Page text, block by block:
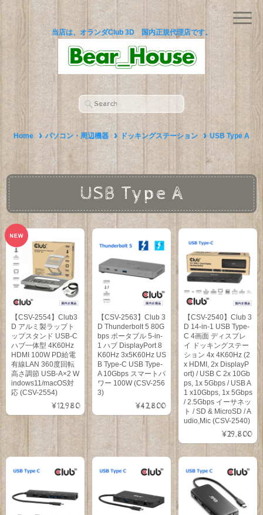
当店は、オランダClub 3D 国内正規代理店です。
Home パソコン・周辺機器 ドッキングステーション USB Type A
USB Type A
【CSV-2554】Club3
D アルミ製ラップト
ップスタンド USB-C
ハブ一体型 4K60Hz
HDMI 100W PD給電
有線LAN 360度回転
高さ調節 USB-A×2 W
indows11/macOS対
応 (CSV-2554)
¥12,980
【CSV-2563】Club 3
D Thunderbolt 5 80G
bps ポータブル 5-in-
1 ハブ DisplayPort 8
K60Hz 3x5K60Hz US
B Type-C USB Type-
A 10Gbps スマートパ
ワー 100W (CSV-256
3)
¥42,800
【CSV-2540】Club 3
D 14-in-1 USB Type-
C 4画面 ディスプレ
イ ドッキングステー
ション 4x 4K60Hz (2
x HDMI, 2x DisplayP
ort) / USB C 2x 10Gb
ps, 1x 5Gbps / USB A
1 x10Gbps, 1x 5Gbps
/ 2.5Gbps イーサネッ
ト / SD & MicroSD / A
udio,Mic (CSV-2540)
¥29,800